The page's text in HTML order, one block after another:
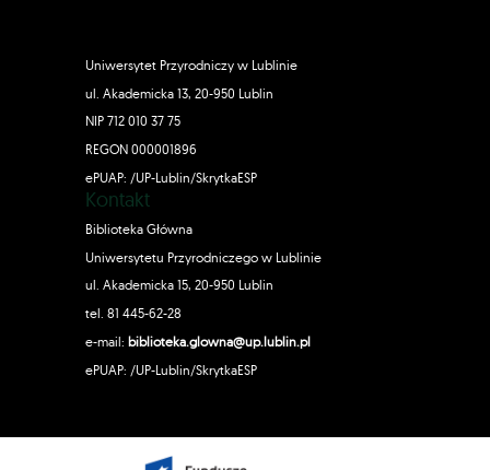
Uniwersytet Przyrodniczy w Lublinie
ul. Akademicka 13, 20-950 Lublin
NIP 712 010 37 75
REGON 000001896
ePUAP: /UP-Lublin/SkrytkaESP
Kontakt
Biblioteka Główna
Uniwersytetu Przyrodniczego w Lublinie
ul. Akademicka 15, 20-950 Lublin
tel. 81 445-62-28
e-mail: biblioteka.glowna@up.lublin.pl
ePUAP: /UP-Lublin/SkrytkaESP